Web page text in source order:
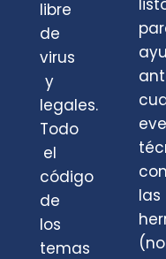
libre
de
virus
y
legales.
Todo
el
código
de
los
temas
con
las
(no